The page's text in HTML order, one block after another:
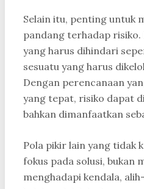
Selain itu, penting untuk
pandang terhadap risiko.
yang harus dihindari
sesuatu yang harus
Dengan perencanaan
yang tepat, risiko dapat
bahkan dimanfaatkan
Pola pikir lain yang tidak
fokus pada solusi, bukan
menghadapi kendala,